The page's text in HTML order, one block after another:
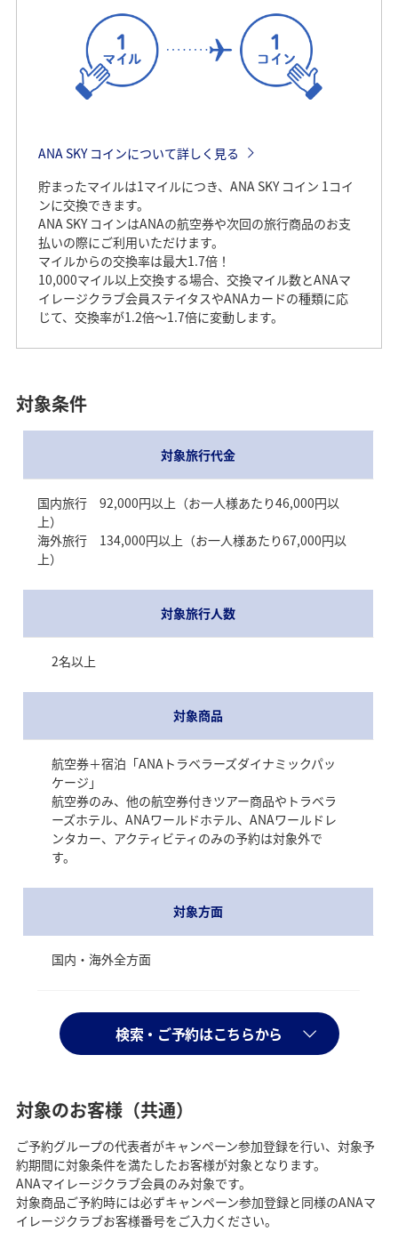
STEP1
参加登録
ANAウェブサイトからキャンペーン参加登録
* 参加登録とご予約の順番は問いません。
本キャンペーンはグループの代表の方の参加
*
一度の参加登録でボーナスマイル・大阪・
関西万博チケットどちらもエントリーされ
ます。
ご予約
ANAトラベラーズダイナミックパッケージ（国
内・海外）をご予約
STEP3
ご出発の21日前～7日前に代表者のメールアド
ANA SKY コインについて詳しく見る
貯まったマイルは1マイルにつき、ANA SKY コイン 1コイ
ンに交換できます。
ANA SKY コインはANAの航空券や次回の旅行商品のお支
払いの際にご利用いただけます。
マイルからの交換率は最大1.7倍！
10,000マイル以上交換する場合、交換マイル数とANAマ
イレージクラブ会員ステイタスやANAカードの種類に応
じて、交換率が1.2倍～1.7倍に変動します。
対象条件
対象旅行代金
国内旅行 92,000円以上（お一人様あたり46,000円以
上）
海外旅行 134,000円以上（お一人様あたり67,000円以
上）
対象旅行人数
2名以上
対象商品
航空券＋宿泊「ANAトラベラーズダイナミックパッ
ケージ」
航空券のみ、他の航空券付きツアー商品やトラベラ
ーズホテル、ANAワールドホテル、ANAワールドレ
ンタカー、アクティビティのみの予約は対象外で
す。
対象方面
国内・海外全方面
検索・ご予約はこちらから
対象のお客様（共通）
ご予約グループの代表者がキャンペーン参加登録を行い、対象予
約期間に対象条件を満たしたお客様が対象となります。
ANAマイレージクラブ会員のみ対象です。
対象商品ご予約時には必ずキャンペーン参加登録と同様のANAマ
イレージクラブお客様番号をご入力ください。